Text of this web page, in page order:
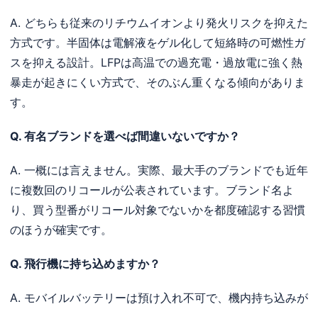
A. どちらも従来のリチウムイオンより発火リスクを抑えた
方式です。半固体は電解液をゲル化して短絡時の可燃性ガ
スを抑える設計。LFPは高温での過充電・過放電に強く熱
暴走が起きにくい方式で、そのぶん重くなる傾向がありま
す。
Q. 有名ブランドを選べば間違いないですか？
A. 一概には言えません。実際、最大手のブランドでも近年
に複数回のリコールが公表されています。ブランド名よ
り、買う型番がリコール対象でないかを都度確認する習慣
のほうが確実です。
Q. 飛行機に持ち込めますか？
A. モバイルバッテリーは預け入れ不可で、機内持ち込みが